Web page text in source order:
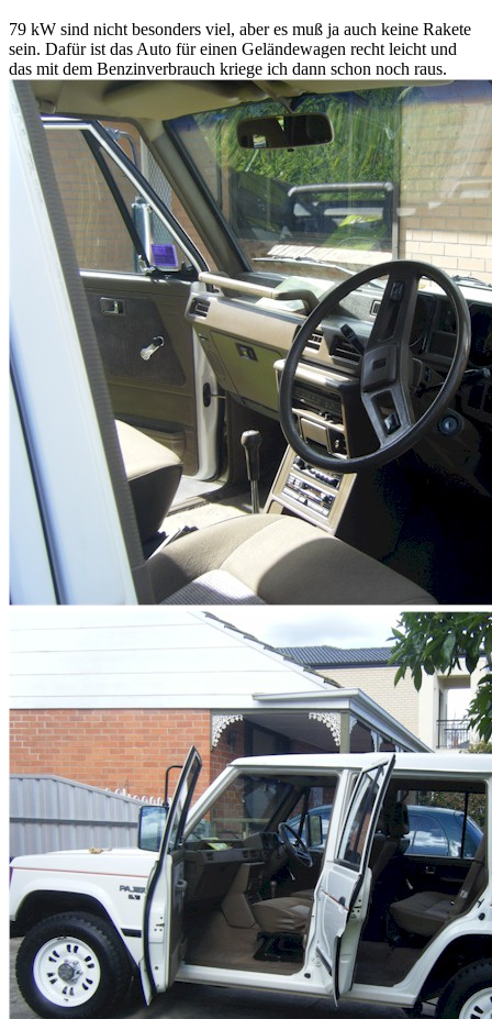
79 kW sind nicht besonders viel, aber es muß ja auch keine Rakete
sein. Dafür ist das Auto für einen Geländewagen recht leicht und
das mit dem Benzinverbrauch kriege ich dann schon noch raus.